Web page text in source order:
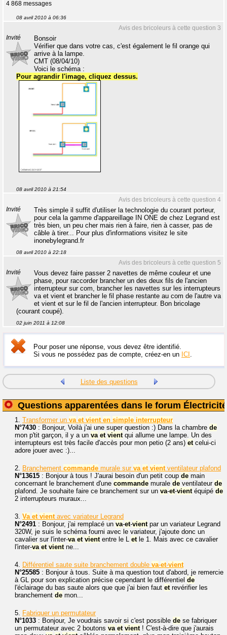
4 868 messages
08 avril 2010 à 06:36
Avis des bricoleurs à cette question 3
Invité
Bonsoir
Vérifier que dans votre cas, c'est également le fil orange qui
arrive à la lampe.
CMT (08/04/10)
Voici le schéma :
Pour agrandir l'image, cliquez dessus.
08 avril 2010 à 21:54
Avis des bricoleurs à cette question 4
Invité
Très simple il suffit d'utiliser la technologie du courant porteur,
pour cela la gamme d'appareillage IN ONE de chez Legrand est
très bien, un peu cher mais rien à faire, rien à casser, pas de
câble à tirer... Pour plus d'informations visitez le site
inonebylegrand.fr
08 avril 2010 à 22:18
Avis des bricoleurs à cette question 5
Invité
Vous devez faire passer 2 navettes de même couleur et une
phase, pour raccorder brancher un des deux fils de l'ancien
interrupteur sur com, brancher les navettes sur les interrupteurs
va et vient et brancher le fil phase restante au com de l'autre va
et vient et sur le fil de l'ancien interrupteur. Bon bricolage
(courant coupé).
02 juin 2011 à 12:08
Pour poser une réponse, vous devez être identifié.
Si vous ne possédez pas de compte, créez-en un ICI
Liste des questions
Questions apparentées dans le forum Électricité
1. Transformer un va et vient en simple interrupteur
N°7430 : Bonjour, Voilà j'ai une super question :) Dans la chambre de
mon p'tit garçon, il y a un va et vient qui allume une lampe. Un des
interrupteurs est très facile d'accès pour mon petio (2 ans) et celui-ci
adore jouer avec :)...
2. Branchement commande murale sur va et vient ventilateur plafond
N°13615 : Bonjour à tous ! J'aurai besoin d'un petit coup de main
concernant le branchement d'une commande murale de ventilateur de
plafond. Je souhaite faire ce branchement sur un va-et-vient équipé de
2 interrupteurs muraux...
3. Va et vient avec variateur Legrand
N°2491 : Bonjour, j'ai remplacé un va-et-vient par un variateur Legrand
320W, je suis le schéma fourni avec le variateur, j'ajoute donc un
cavalier sur l'inter-va et vient entre le L et le 1. Mais avec ce cavalier
l'inter-va et vient ne...
4. Différentiel saute suite branchement double va-et-vient
N°25585 : Bonjour à tous. Suite à ma question tout d'abord, je remercie
à GL pour son explication précise cependant le différentiel de
l'éclairage du bas saute alors que que j'ai bien faut et revérifier les
branchement de mon...
5. Fabriquer un permutateur
N°1033 : Bonjour, Je voudrais savoir si c'est possible de se fabriquer
un permutateur avec 2 boutons va et vient ! C'est-à-dire que j'aurais